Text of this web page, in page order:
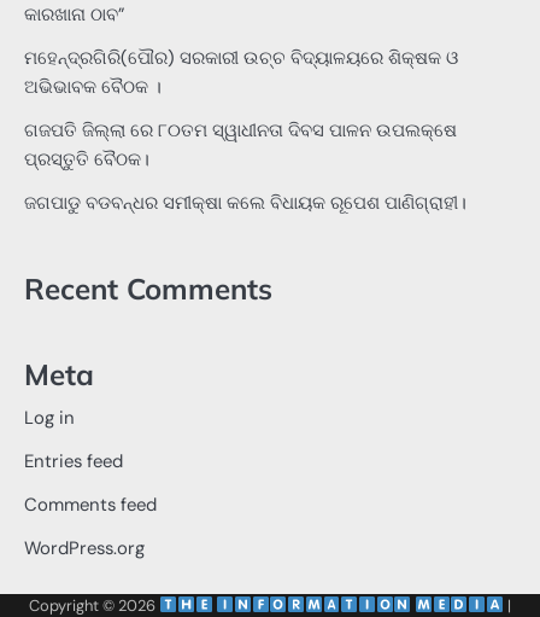
କାରଖାନା ଠାବ”
ମହେନ୍ଦ୍ରଗିରି(ପୌର) ସରକାରୀ ଉଚ୍ଚ ବିଦ୍ୟାଳୟରେ ଶିକ୍ଷକ ଓ
ଅଭିଭାବକ ବୈଠକ ।
ଗଜପତି ଜିଲ୍ଲା ରେ ୮୦ତମ ସ୍ୱାଧୀନତା ଦିବସ ପାଳନ ଉପଲକ୍ଷେ
ପ୍ରସ୍ତୁତି ବୈଠକ।
ଜଗପାଡୁ ବଡବନ୍ଧର ସମୀକ୍ଷା କଲେ ବିଧାୟକ ରୂପେଶ ପାଣିଗ୍ରାହୀ।
Recent Comments
Meta
Log in
Entries feed
Comments feed
WordPress.org
Copyright © 2026
|